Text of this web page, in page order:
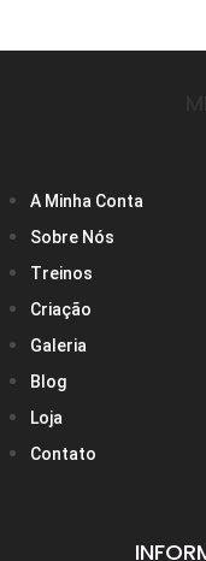
A Minha Conta
Sobre Nós
Treinos
Criação
Galeria
Blog
Loja
Contato